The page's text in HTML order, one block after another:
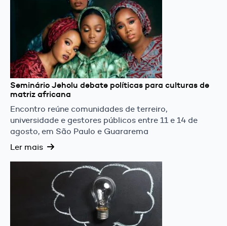
Seminário Jeholu debate políticas para culturas de
matriz africana
Encontro reúne comunidades de terreiro,
universidade e gestores públicos entre 11 e 14 de
agosto, em São Paulo e Guararema
Ler mais